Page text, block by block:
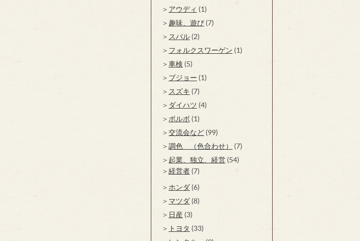
アウディ (1)
趣味、遊び (7)
スバル (2)
フォルクスワーゲン (1)
車検 (5)
プジョー (1)
スズキ (7)
ダイハツ (4)
ボルボ (1)
交流会など (99)
調色 （色合わせ）
(7)
起業、独立、経営 (54)
経営者 (7)
ホンダ (6)
マツダ (8)
日産 (3)
トヨタ (33)